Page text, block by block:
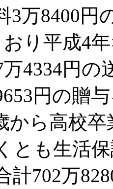
3万8400
り平成4
4334円
円の贈
から高校
とも生活
計702万